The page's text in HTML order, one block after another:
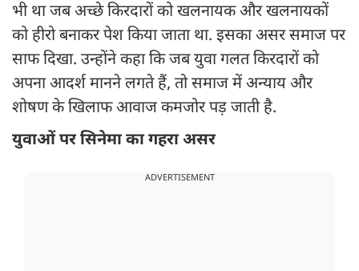
भी था जब अच्छे किरदारों को खलनायक और खलनायकों
को हीरो बनाकर पेश किया जाता था. इसका असर समाज पर
साफ दिखा. उन्होंने कहा कि जब युवा गलत किरदारों को
अपना आदर्श मानने लगते हैं, तो समाज में अन्याय और
शोषण के खिलाफ आवाज कमजोर पड़ जाती है.
युवाओं पर सिनेमा का गहरा असर
ADVERTISEMENT